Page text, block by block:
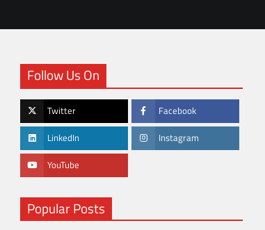
Follow Us On
Twitter Facebook
LinkedIn Instagram
YouTube
Popular Posts